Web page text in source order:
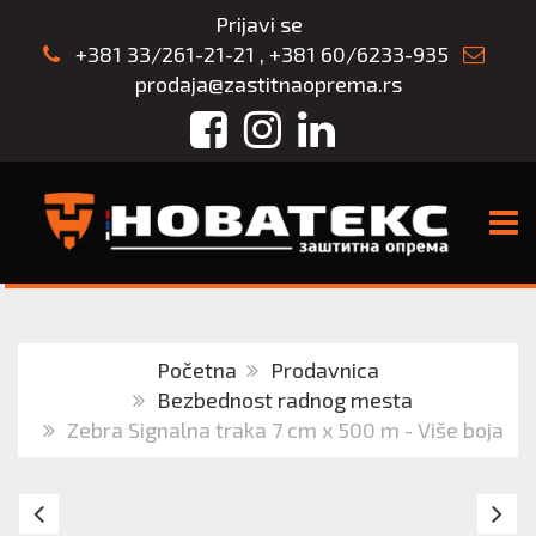
Prijavi se
+381 33/261-21-21 , +381 60/6233-935
prodaja@zastitnaoprema.rs
FacebookInstagram
LinkedIn
Početna
Prodavnica
Bezbednost radnog mesta
Zebra Signalna traka 7 cm x 500 m - Više boja
Reflektujući